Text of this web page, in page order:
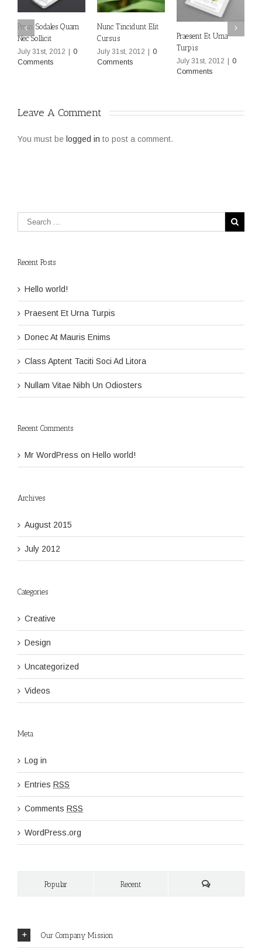
Proin Sodales Quam
Nec Sollicit
July 31st, 2012
0
Comments
Nunc Tincidunt Elit
Cursus
July 31st, 2012 | 0
Comments
Praesent Et Urna
Turpis
July 31st, 2012 | 0
Comments
Leave A Comment
You must be logged in to post a comment.
Recent Posts
Hello world!
Praesent Et Urna Turpis
Donec At Mauris Enims
Class Aptent Taciti Soci Ad Litora
Nullam Vitae Nibh Un Odiosters
Recent Comments
Mr WordPress on Hello world!
Archives
August 2015
July 2012
Categories
Creative
Design
Uncategorized
Videos
Meta
Log in
Entries RSS
Comments RSS
WordPress.org
Popular Recent
Our Company Mission